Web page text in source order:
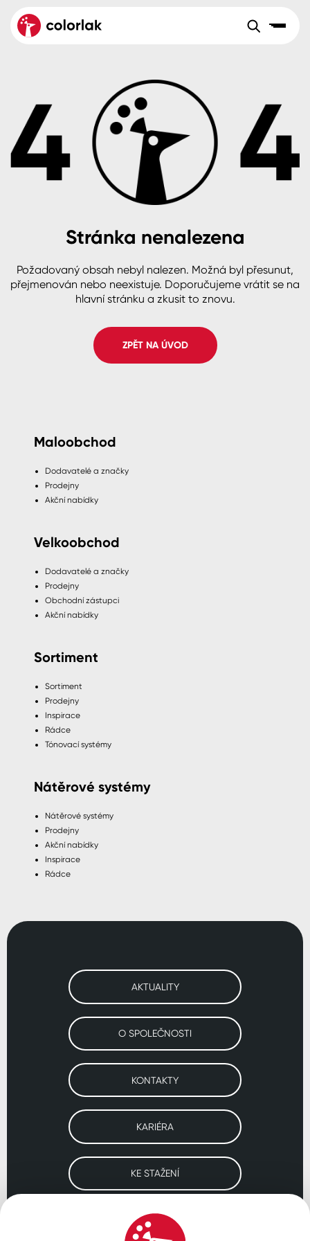
Velkoobchod Sortiment
Aktuality
Reference
O společnosti
B2B +420 800 145 555Po – Pá: 8:00–15:00
Česko
Slovensko Polsko Worldwide
Dřevo
Beton, asfalt, minerální podklady
Plast, sklo, keramika
Stěny
Fasády
Spreje
Colorlak Dekor
Colorlak Profi
Colorlak Pta
Stránka nenalezena
Požadovaný obsah nebyl nalezen. Možná byl přesunut,
přejmenován nebo neexistuje. Doporučujeme vrátit se na
hlavní stránku a zkusit to znovu.
ZPĚT NA ÚVOD
Maloobchod
Dodavatelé a značky
Prodejny
Akční nabídky
Velkoobchod
Dodavatelé a značky
Prodejny
Obchodní zástupci
Akční nabídky
Sortiment
Sortiment
Prodejny
Inspirace
Rádce
Tónovací systémy
Nátěrové systémy
Nátěrové systémy
Prodejny
Akční nabídky
Inspirace
Rádce
AKTUALITY
O SPOLEČNOSTI
KONTAKTY
KARIÉRA
KE STAŽENÍ
Navštivte naše pobočky